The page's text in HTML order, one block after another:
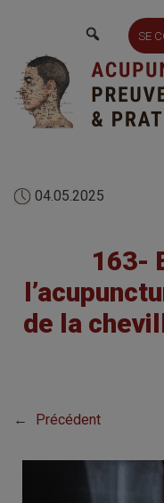
SE
04.05.2025
163-
de la
←
Précédent